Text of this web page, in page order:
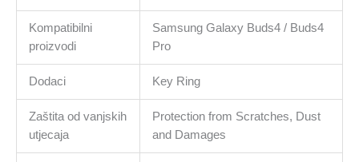
Kompatibilni
proizvodi
Samsung Galaxy Buds4 / Buds4
Pro
Dodaci Key Ring
Zaštita od vanjskih
utjecaja
Protection from Scratches, Dust
and Damages